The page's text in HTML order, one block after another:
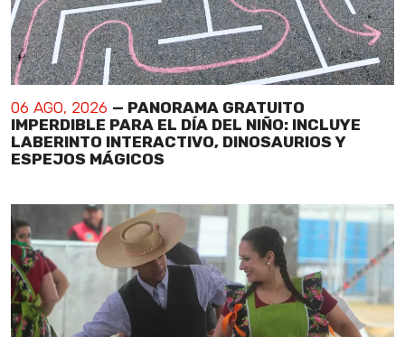
06 AGO, 2026 — PANORAMA GRATUITO
IMPERDIBLE PARA EL DÍA DEL NIÑO: INCLUYE
LABERINTO INTERACTIVO, DINOSAURIOS Y
ESPEJOS MÁGICOS